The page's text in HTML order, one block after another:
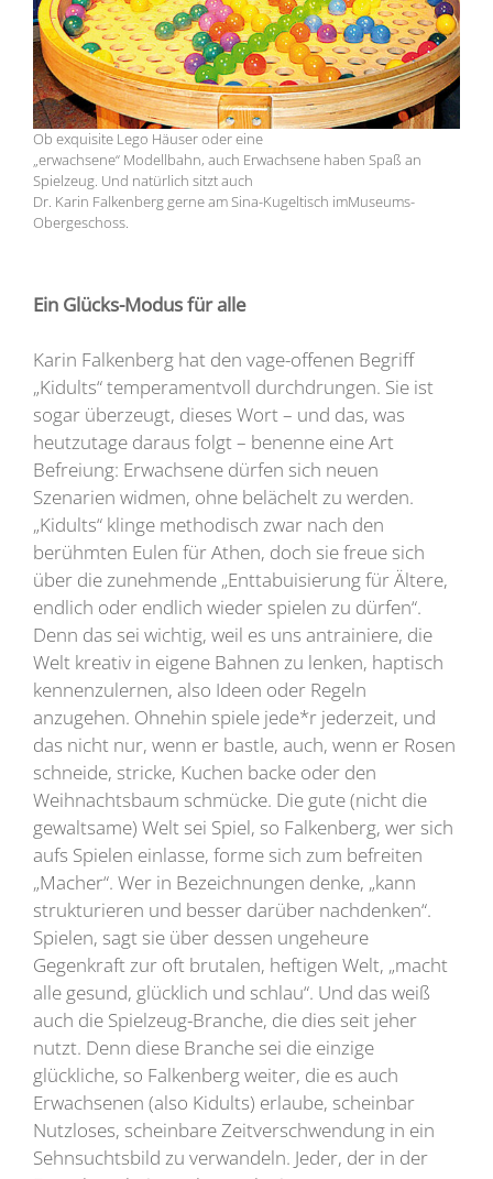
Ob exquisite Lego Häuser oder eine
„erwachsene“ Modellbahn, auch Erwachsene haben Spaß an
Spielzeug. Und natürlich sitzt auch
Dr. Karin Falkenberg gerne am Sina-Kugeltisch imMuseums-
Obergeschoss.
Ein Glücks-Modus für alle
Karin Falkenberg hat den vage-offenen Begriff
„Kidults“ temperamentvoll durchdrungen. Sie ist
sogar überzeugt, dieses Wort – und das, was
heutzutage daraus folgt – benenne eine Art
Befreiung: Erwachsene dürfen sich neuen
Szenarien widmen, ohne belächelt zu werden.
„Kidults“ klinge methodisch zwar nach den
berühmten Eulen für Athen, doch sie freue sich
über die zunehmende „Enttabuisierung für Ältere,
endlich oder endlich wieder spielen zu dürfen“.
Denn das sei wichtig, weil es uns antrainiere, die
Welt kreativ in eigene Bahnen zu lenken, haptisch
kennenzulernen, also Ideen oder Regeln
anzugehen. Ohnehin spiele jede*r jederzeit, und
das nicht nur, wenn er bastle, auch, wenn er Rosen
schneide, stricke, Kuchen backe oder den
Weihnachtsbaum schmücke. Die gute (nicht die
gewaltsame) Welt sei Spiel, so Falkenberg, wer sich
aufs Spielen einlasse, forme sich zum befreiten
„Macher“. Wer in Bezeichnungen denke, „kann
strukturieren und besser darüber nachdenken“.
Spielen, sagt sie über dessen ungeheure
Gegenkraft zur oft brutalen, heftigen Welt, „macht
alle gesund, glücklich und schlau“. Und das weiß
auch die Spielzeug-Branche, die dies seit jeher
nutzt. Denn diese Branche sei die einzige
glückliche, so Falkenberg weiter, die es auch
Erwachsenen (also Kidults) erlaube, scheinbar
Nutzloses, scheinbare Zeitverschwendung in ein
Sehnsuchtsbild zu verwandeln. Jeder, der in der